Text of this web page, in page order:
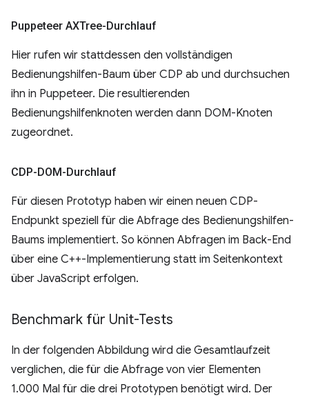
Puppeteer AXTree-Durchlauf
Hier rufen wir stattdessen den vollständigen
Bedienungshilfen-Baum über CDP ab und durchsuchen
ihn in Puppeteer. Die resultierenden
Bedienungshilfenknoten werden dann DOM-Knoten
zugeordnet.
CDP-DOM-Durchlauf
Für diesen Prototyp haben wir einen neuen CDP-
Endpunkt speziell für die Abfrage des Bedienungshilfen-
Baums implementiert. So können Abfragen im Back-End
über eine C++-Implementierung statt im Seitenkontext
über JavaScript erfolgen.
Benchmark für Unit-Tests
In der folgenden Abbildung wird die Gesamtlaufzeit
verglichen, die für die Abfrage von vier Elementen
1.000 Mal für die drei Prototypen benötigt wird. Der